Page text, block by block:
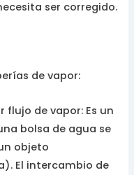
ser corregido.
de vapor:
de vapor: Es un
bolsa de agua se
objeto
El intercambio de